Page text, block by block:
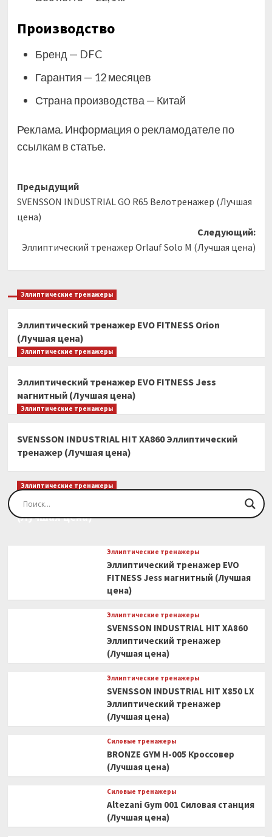
Производство
Бренд — DFC
Гарантия — 12 месяцев
Страна производства — Китай
Реклама. Информация о рекламодателе по
ссылкам в статье.
Навигация
записи
Предыдущий
SVENSSON INDUSTRIAL GO R65 Велотренажер (Лучшая
цена)
Следующий:
Эллиптический тренажер Orlauf Solo M (Лучшая цена)
Эллиптические тренажеры
Эллиптический тренажер EVO FITNESS Orion
(Лучшая цена)
Эллиптические тренажеры
Эллиптический тренажер EVO FITNESS Jess
магнитный (Лучшая цена)
Эллиптические тренажеры
SVENSSON INDUSTRIAL HIT XA860 Эллиптический
тренажер (Лучшая цена)
Эллиптические тренажеры
Эллиптический тренажер EVO FITNESS Orion
(Лучшая цена)
Эллиптические тренажеры
Эллиптический тренажер EVO
FITNESS Jess магнитный (Лучшая
цена)
Эллиптические тренажеры
SVENSSON INDUSTRIAL HIT XA860
Эллиптический тренажер
(Лучшая цена)
Эллиптические тренажеры
SVENSSON INDUSTRIAL HIT X850 LX
Эллиптический тренажер
(Лучшая цена)
Силовые тренажеры
BRONZE GYM H-005 Кроссовер
(Лучшая цена)
Силовые тренажеры
Altezani Gym 001 Силовая станция
(Лучшая цена)